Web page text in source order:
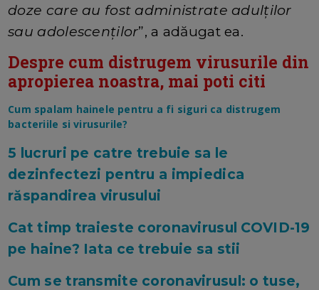
doze care au fost administrate adulților
sau adolescenților”, a adăugat ea.
Despre cum distrugem virusurile din
apropierea noastra, mai poti citi
Cum spalam hainele pentru a fi siguri ca distrugem
bacteriile si virusurile?
5 lucruri pe catre trebuie sa le
dezinfectezi pentru a impiedica
răspandirea virusului
Cat timp traieste coronavirusul COVID-19
pe haine? Iata ce trebuie sa stii
Cum se transmite coronavirusul: o tuse,